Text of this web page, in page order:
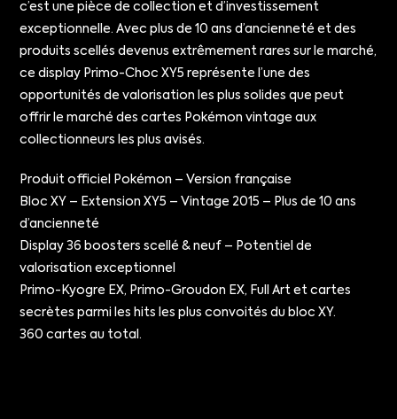
c’est une pièce de collection et d’investissement
exceptionnelle. Avec plus de 10 ans d’ancienneté et des
produits scellés devenus extrêmement rares sur le marché,
ce display Primo-Choc XY5 représente l’une des
opportunités de valorisation les plus solides que peut
offrir le marché des cartes Pokémon vintage aux
collectionneurs les plus avisés.
Produit officiel Pokémon – Version française
Bloc XY – Extension XY5 – Vintage 2015 – Plus de 10 ans
d’ancienneté
Display 36 boosters scellé & neuf – Potentiel de
valorisation exceptionnel
Primo-Kyogre EX, Primo-Groudon EX, Full Art et cartes
secrètes parmi les hits les plus convoités du bloc XY.
360 cartes au total.